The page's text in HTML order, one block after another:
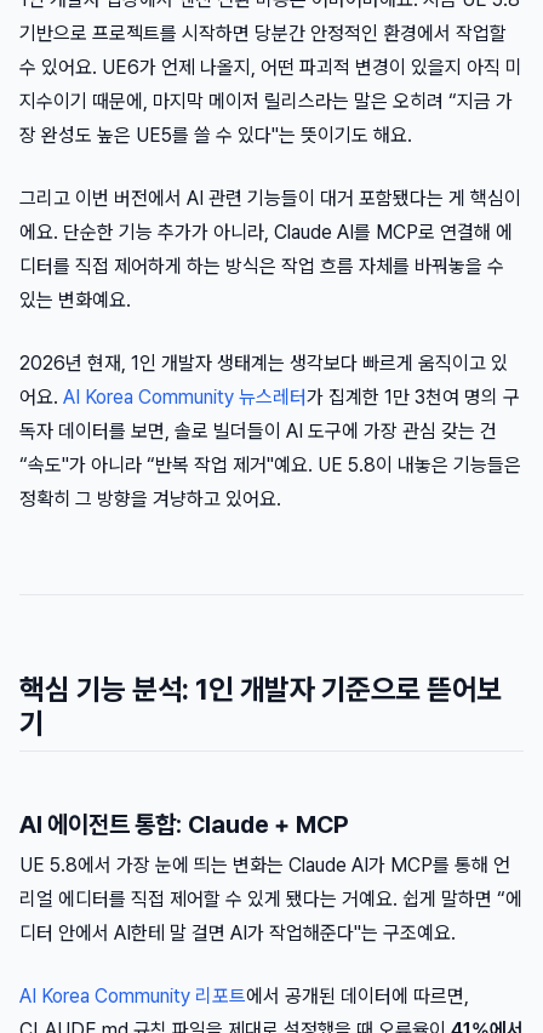
기반으로 프로젝트를 시작하면 당분간 안정적인 환경에서 작업할
수 있어요. UE6가 언제 나올지, 어떤 파괴적 변경이 있을지 아직 미
지수이기 때문에, 마지막 메이저 릴리스라는 말은 오히려 “지금 가
장 완성도 높은 UE5를 쓸 수 있다"는 뜻이기도 해요.
그리고 이번 버전에서 AI 관련 기능들이 대거 포함됐다는 게 핵심이
에요. 단순한 기능 추가가 아니라, Claude AI를 MCP로 연결해 에
디터를 직접 제어하게 하는 방식은 작업 흐름 자체를 바꿔놓을 수
있는 변화예요.
2026년 현재, 1인 개발자 생태계는 생각보다 빠르게 움직이고 있
어요. AI Korea Community 뉴스레터가 집계한 1만 3천여 명의 구
독자 데이터를 보면, 솔로 빌더들이 AI 도구에 가장 관심 갖는 건
“속도"가 아니라 “반복 작업 제거"예요. UE 5.8이 내놓은 기능들은
정확히 그 방향을 겨냥하고 있어요.
핵심 기능 분석: 1인 개발자 기준으로 뜯어보
기
AI 에이전트 통합: Claude + MCP
UE 5.8에서 가장 눈에 띄는 변화는 Claude AI가 MCP를 통해 언
리얼 에디터를 직접 제어할 수 있게 됐다는 거예요. 쉽게 말하면 “에
디터 안에서 AI한테 말 걸면 AI가 작업해준다"는 구조예요.
AI Korea Community 리포트에서 공개된 데이터에 따르면,